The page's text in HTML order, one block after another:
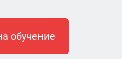
обучение